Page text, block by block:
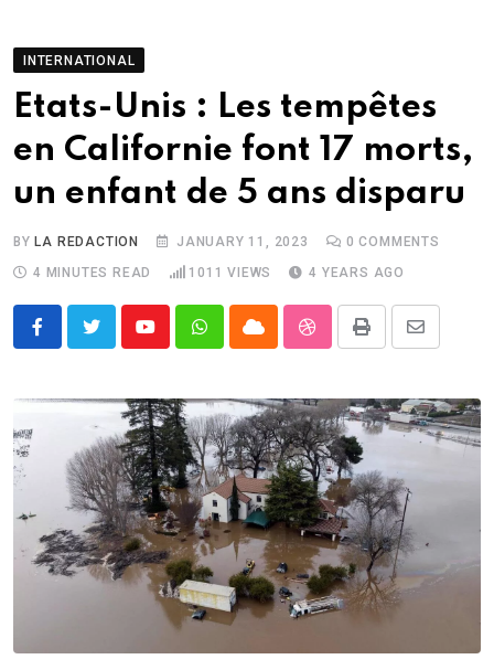
INTERNATIONAL
Etats-Unis : Les tempêtes
en Californie font 17 morts,
un enfant de 5 ans disparu
BYLA REDACTION JANUARY 11, 2023 0 COMMENTS
4 MINUTES READ
1011 VIEWS 4 YEARS AGO
YoutubeWhatsappCloud StumbleUpon
Print
Share
Email